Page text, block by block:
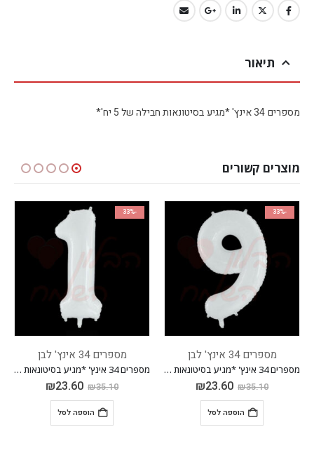
תיאור
מספרים 34 אינץ' *מגיע בסיטונאות חבילה של 5 יח'*
מוצרים קשורים
מספרים 34 אינץ' *מגיע בסיטונאות חבילה של 5 יח'*
-33%
מספרים 34 אינץ' לבן
מספרים 34 אינץ' *מגיע בסיטונאות חבילה של 5 יח'*
₪35.10
-33%
מספרים 34 אינץ' לבן
₪35.10